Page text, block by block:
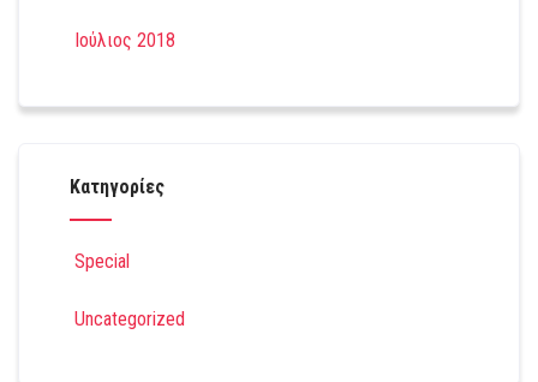
Ιούλιος 2018
Kατηγορίες
Special
Uncategorized